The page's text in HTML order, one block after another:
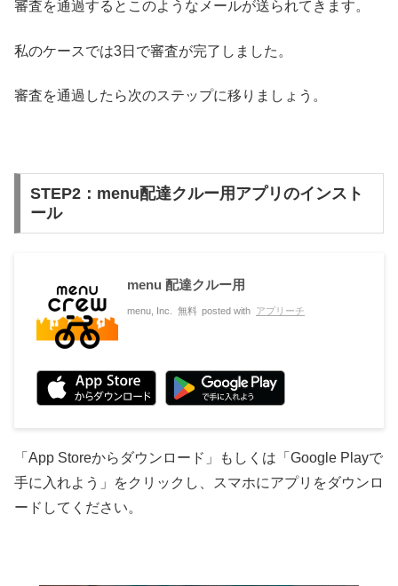
審査を通過するとこのようなメールが送られてきます。
私のケースでは3日で審査が完了しました。
審査を通過したら次のステップに移りましょう。
STEP2：menu配達クルー用アプリのインスト
ール
menu 配達クルー用
menu, Inc. 無料 posted with アプリーチ
「App Storeからダウンロード」もしくは「Google Playで
手に入れよう」をクリックし、スマホにアプリをダウンロ
ードしてください。